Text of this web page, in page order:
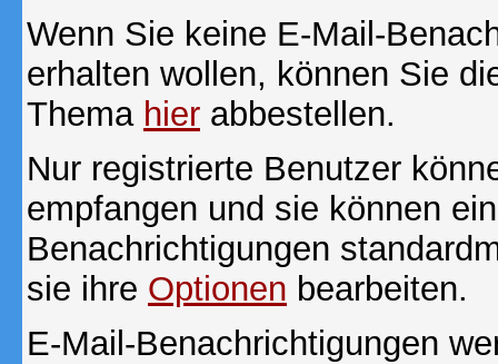
Wenn Sie keine E-Mail-
erhalten wollen, können Sie
Thema hier abbestellen.
Nur registrierte Benutzer
empfangen und sie können
Benachrichtigungen
sie ihre Optionen bearbeiten.
E-Mail-Benachrichtigungen